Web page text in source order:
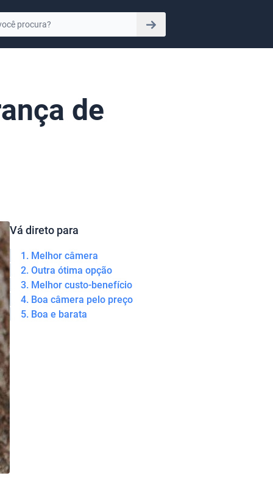
de
Vá direto para
1. Melhor câmera
2. Outra ótima opção
3. Melhor custo-benefício
4. Boa câmera pelo preço
5. Boa e barata